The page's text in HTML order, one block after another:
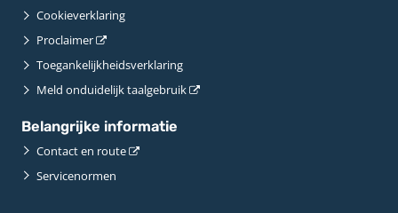
Cookieverklaring
Proclaimer
Toegankelijkheidsverklaring
Meld onduidelijk taalgebruik
Belangrijke informatie
Contact en route
Servicenormen